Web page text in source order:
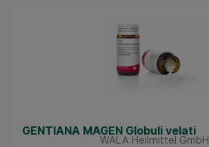
GENTIANA MAGEN Globuli velati
WALA Heilmittel GmbH